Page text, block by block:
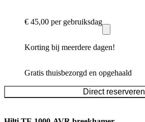
€ 45,00 per gebruiksdag
Korting bij meerdere dagen!
Gratis thuisbezorgd en opgehaald
Direct reserveren